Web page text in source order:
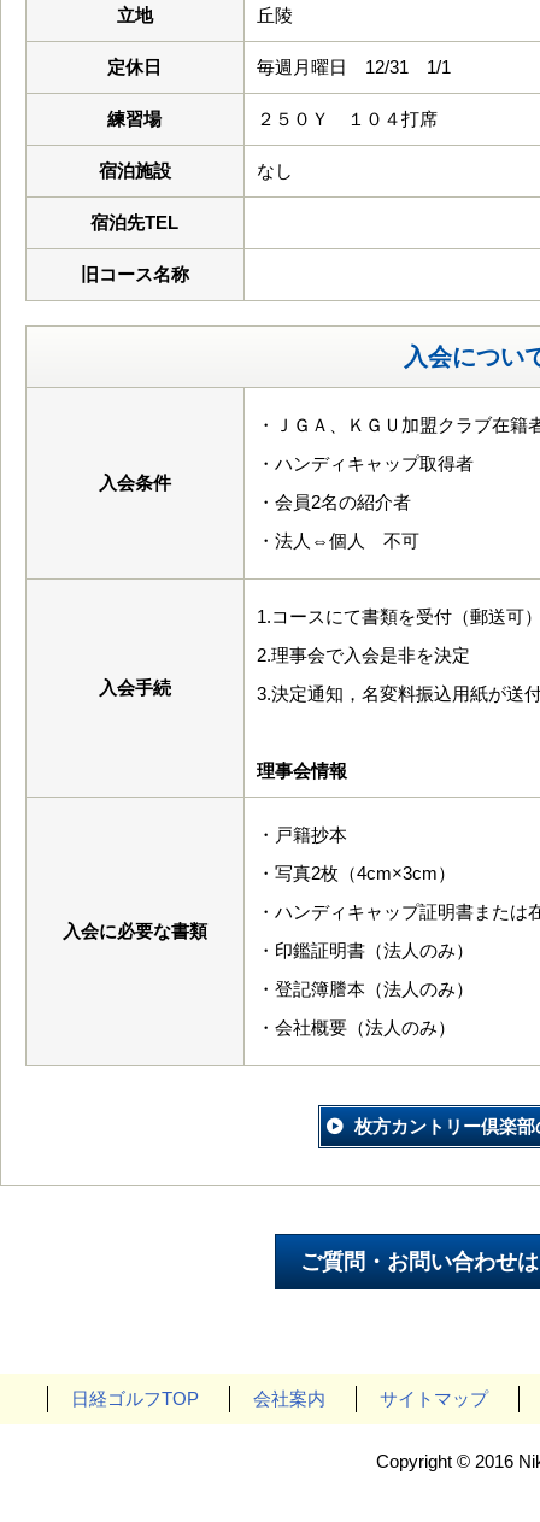
立地 丘陵
定休日 毎週月曜日 12/31 1/1
練習場 ２５０Ｙ １０４打席
宿泊施設 なし
宿泊先TEL
旧コース名称
入会につい
入会条件
・ＪＧＡ、ＫＧＵ加盟クラブ在籍
・ハンディキャップ取得者
・会員2名の紹介者
・法人⇔個人 不可
入会手続
1.コースにて書類を受付（郵送可
2.理事会で入会是非を決定
3.決定通知，名変料振込用紙が送
理事会情報
入会に必要な書類
・戸籍抄本
・写真2枚（4cm×3cm）
・ハンディキャップ証明書または
・印鑑証明書（法人のみ）
・登記簿謄本（法人のみ）
・会社概要（法人のみ）
枚方カントリー倶楽
日経ゴルフTOP 会社案内 サイトマップ
Copyright © 2016